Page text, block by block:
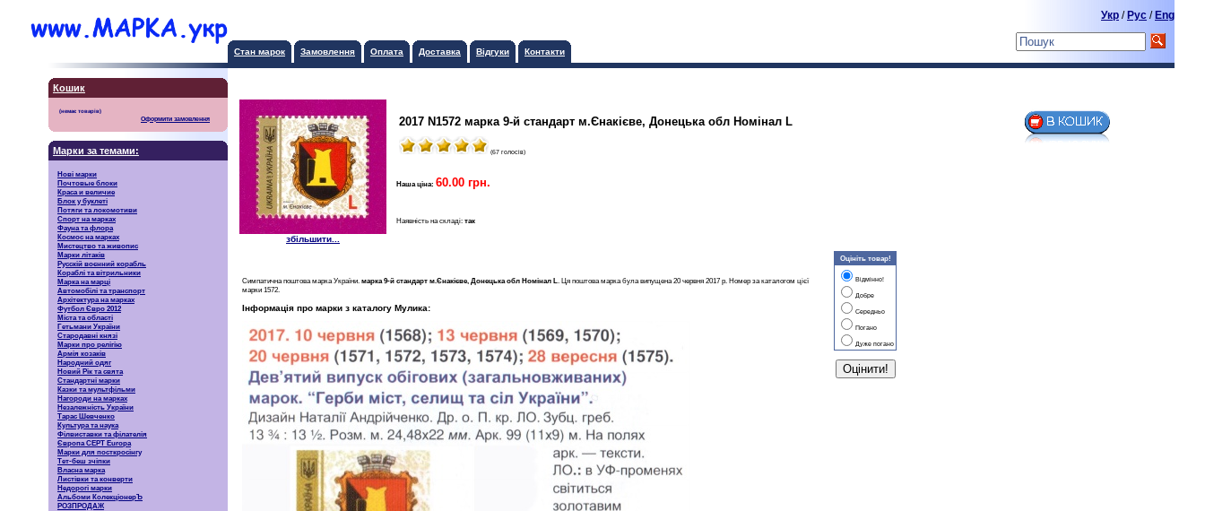
Стан марок Замовлення Оплата Доставка Відгуки Контакти
Укр / Pyc / Eng
Кошик
Оформити замовлення
Марки за темами:
Нові марки
Почтовые блоки
Краса и величие
Блок у буклеті
Потяги та локомотиви
Спорт на марках
Фауна та флора
Космос на марках
Мистецтво та живопис
Марки літаків
Русскiй воєнний корабль
Кораблі та вітрильники
Марка на марці
Автомобілі та транспорт
Архітектура на марках
Футбол Євро 2012
Міста та області
Гетьмани України
Стародавні князі
Марки про релігію
Армія козаків
Народний одяг
Новий Рік та свята
Стандартні марки
Казки та мультфільми
Нагороди на марках
Незалежність України
Тарас Шевченко
Культура та наука
Філвиставки та філателія
Європа CEPT Europa
Марки для посткросінгу
Тет-беш зчіпки
Власна марка
Листівки та конверти
Недорогі марки
Альбоми КолекціонерЪ
РОЗПРОДАЖ
збільшити...
2017 N1572 марка 9-й стандарт м.Єнакієве, Донецька обл Номінал L
(67 голосів)
Наша ціна: 60.00 грн.
Наявність на складі: так
Симпатична поштова марка України. марка 9-й стандарт м.Єнакієве, Донецька обл Номінал L
. Ця поштова марка була випущена 20 червня 2017 р. Номер за каталогом цієї
марки 1572.
Інформація про марки з каталогу Мулика:
Оцініть товар!
Відмінно!
Добре
Середньо
Погано
Дуже погано